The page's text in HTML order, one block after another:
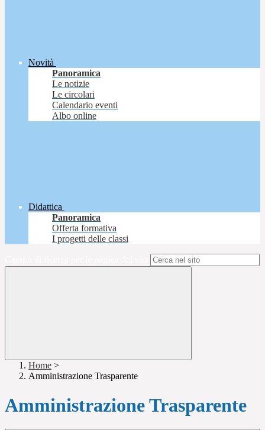
Novità
Panoramica
Le notizie
Le circolari
Calendario eventi
Albo online
Didattica
Panoramica
Offerta formativa
I progetti delle classi
Home >
Amministrazione Trasparente
Amministrazione Trasparente